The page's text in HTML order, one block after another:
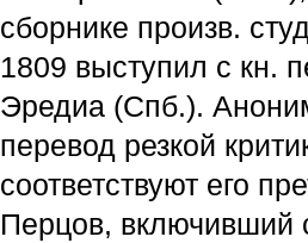
сборнике произв.
1809 выступил с кн.
Эредиа (Спб.).
перевод резкой
соответствуют его
Перцов, включивший